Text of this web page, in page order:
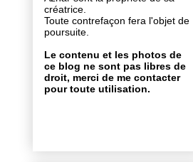
créatrice.
Toute contrefaçon fera l'objet de
poursuite.
Le contenu et les photos de
ce blog ne sont pas libres de
droit, merci de me contacter
pour toute utilisation.